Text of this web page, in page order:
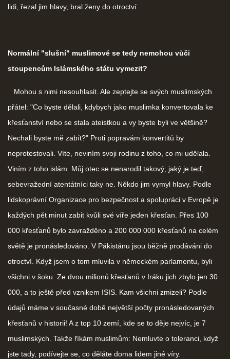
lidi, řezal jim hlavy, bral ženy do otroctví.
Normální "slušní" muslimové se tedy nemohou vůči
stoupencům Islámského státu vymezit?
Mohou s nimi nesouhlasit. Ale zeptejte se svých muslimských
přátel: "Co byste dělali, kdybych jako muslimka konvertovala ke
křesťanství nebo se stala ateistkou a vy byste byli ve většině?
Nechali byste mě zabít?" Proti popravám konvertitů by
neprotestovali. Víte, neviním svoji rodinu z toho, co mi udělala.
Viním z toho islám. Můj otec se nenarodil takový, jaký je teď,
sebevražední atentátníci taky ne. Někdo jim vymyl hlavy. Podle
lidskoprávní Organizace pro bezpečnost a spolupráci v Evropě je
každých pět minut zabit kvůli své víře jeden křesťan. Přes 100
000 křesťanů bylo zavražděno a 200 000 000 křesťanů na celém
světě je pronásledováno. V Pákistánu jsou běžně prodáváni do
otroctví. Když jsem o tom mluvila v německém parlamentu, byli
všichni v šoku. Ze dvou milionů křesťanů v Iráku jich zbylo jen 30
000, a to ještě před vznikem ISIS. Kam všichni zmizeli? Podle
údajů máme v současné době největší počty pronásledovaných
křesťanů v historii! A z top 10 zemí, kde se to děje nejvíc, je 7
muslimských. Takže říkám muslimům: Nemluvte o toleranci, když
jste tady, podívejte se, co děláte doma lidem jiné víry.